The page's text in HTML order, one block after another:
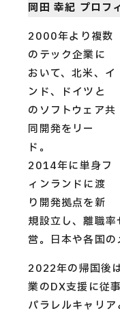
Privacy
岡田 幸紀 プロフ
2000年より複数
のテック企業に
おいて、北米、イ
ンド、ドイツと
のソフトウェア共
同開発をリー
ド。
2014年に単身フ
ィンランドに渡
り開発拠点を新
規設立し、離職
営。日本や各国の
2022年の帰国後
業のDX支援に従事
パラレルキャリ